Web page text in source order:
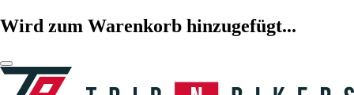
Wird zum Warenkorb hinzugefügt...